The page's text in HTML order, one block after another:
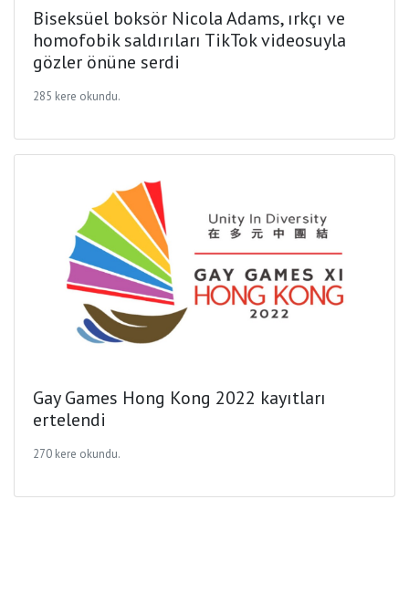
Biseksüel boksör Nicola Adams, ırkçı ve
homofobik saldırıları TikTok videosuyla
gözler önüne serdi
285 kere okundu.
Gay Games Hong Kong 2022 kayıtları
ertelendi
270 kere okundu.